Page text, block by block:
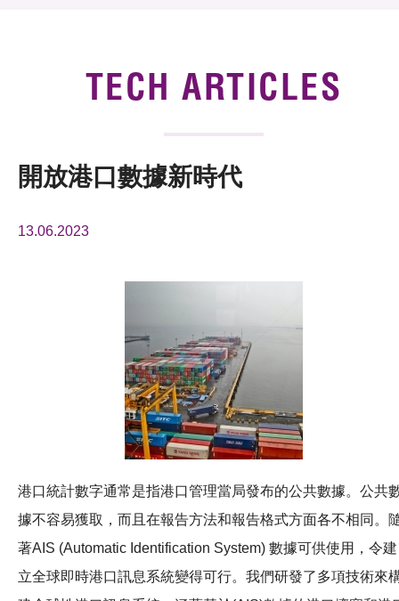
Membership
TECH ARTICLES
開放港口數據新時代
13.06.2023
港口統計數字通常是指港口管理當局發布的公共數據。公共
據不容易獲取，而且在報告方法和報告格式方面各不相同。
著AIS (Automatic Identification System) 數據可供使用，令建
立全球即時港口訊息系統變得可行。我們研發了多項技術來